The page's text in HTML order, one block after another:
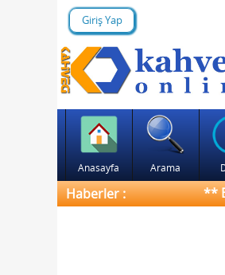
Giriş Yap
Anasayfa Arama
Haberler : **